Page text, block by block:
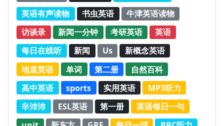
英语有声读物
书虫英语
牛津英语读物
访谈录
新闻一分钟 考研英语
英语
每日在线听
新闻 Us
新概念英语
地道英语
单词 第二册
自然百科
高中英语
sports 实用英语
MP3听力
辛沛沛
ESL英语 第一册
英语每日一句